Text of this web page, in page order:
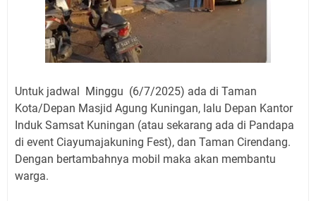
Untuk jadwal Minggu (6/7/2025) ada di Taman
Kota/Depan Masjid Agung Kuningan, lalu Depan Kantor
Induk Samsat Kuningan (atau sekarang ada di Pandapa
di event Ciayumajakuning Fest), dan Taman Cirendang.
Dengan bertambahnya mobil maka akan membantu
warga.